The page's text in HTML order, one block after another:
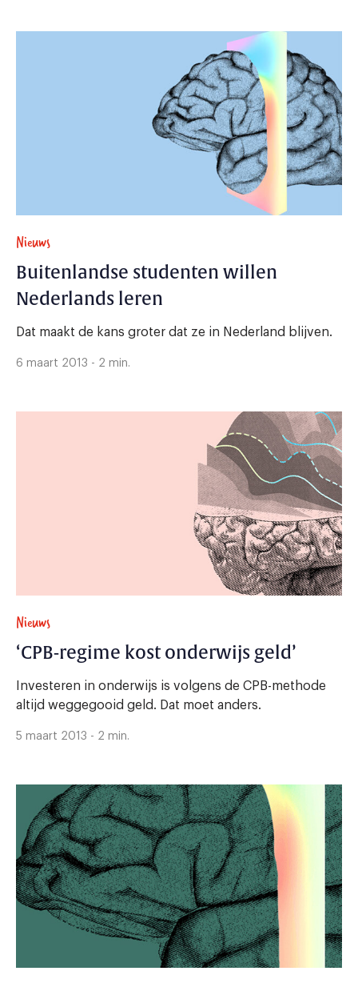
Nieuws
Buitenlandse studenten willen
Nederlands leren
Dat maakt de kans groter dat ze in Nederland blijven.
6 maart 2013 - 2 min.
Nieuws
‘CPB-regime kost onderwijs geld’
Investeren in onderwijs is volgens de CPB-methode
altijd weggegooid geld. Dat moet anders.
5 maart 2013 - 2 min.